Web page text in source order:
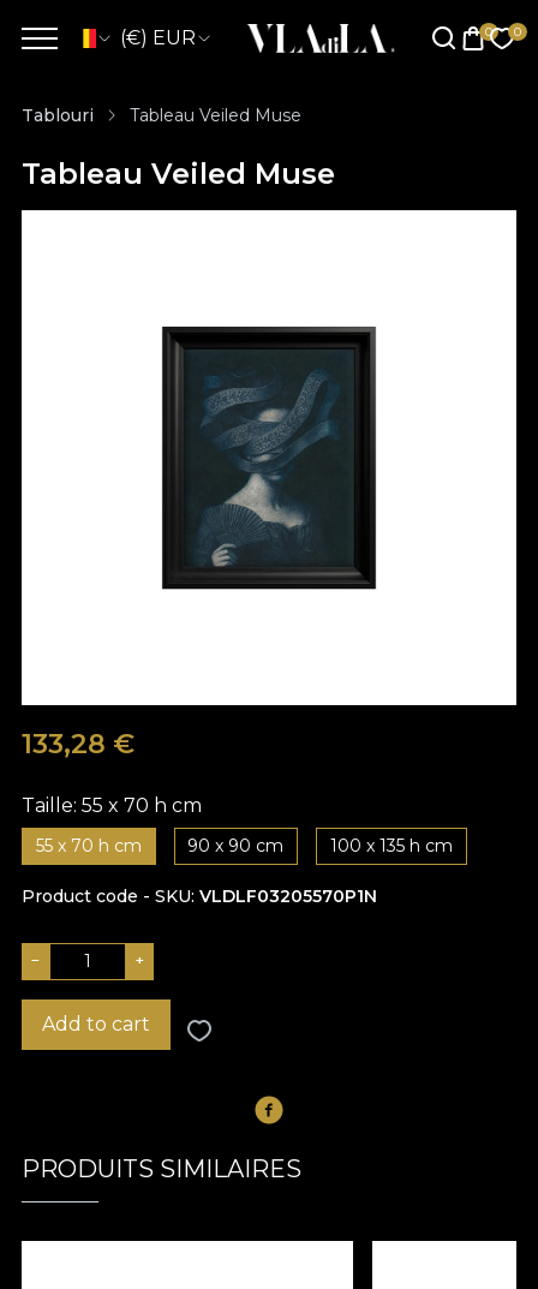
(€) EUR
Tablouri Tableau Veiled Muse
Tableau Veiled Muse
133,28 €
Taille: 55 x 70 h cm
55 x 70 h cm 90 x 90 cm 100 x 135 h cm
Product code - SKU VLDLF03205570P1N
− +
Add to cart
PRODUITS SIMILAIRES